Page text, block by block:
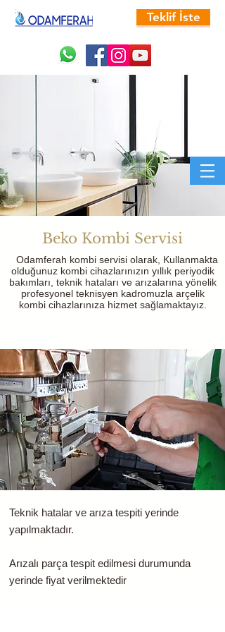
Teklif İste
Beko Kombi Servisi
Odamferah kombi servisi olarak, Kullanmakta
olduğunuz kombi cihazlarınızın yıllık periyodik
bakımları, teknik hataları ve arızalarına yönelik
profesyonel teknisyen kadromuzla arçelik
kombi cihazlarınıza hizmet sağlamaktayız.
Teknik hatalar ve arıza tespiti yerinde
yapılmaktadır.
Arızalı parça tespit edilmesi durumunda
yerinde fiyat verilmektedir